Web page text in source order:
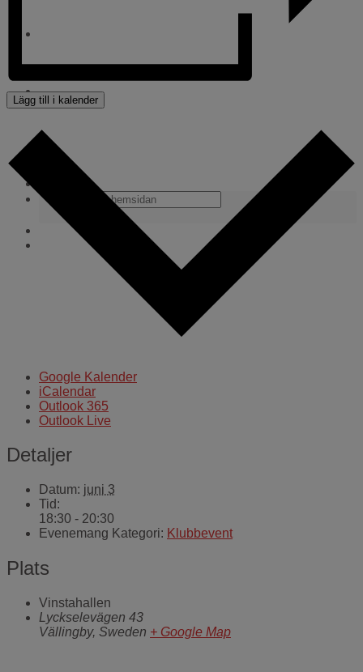
För alla coacher
Cuper och läger
Lägg till i kalender
Google Kalender
iCalendar
Outlook 365
Outlook Live
Detaljer
Datum: juni 3
Tid:
18:30 - 20:30
Evenemang Kategori: Klubbevent
Plats
Vinstahallen
Lyckselevägen 43
Vällingby, Sweden + Google Map